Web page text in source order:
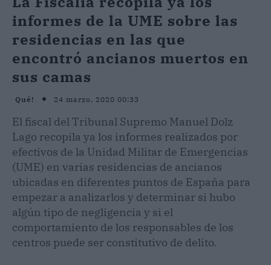
informes de la UME sobre las
residencias en las que
encontró ancianos muertos en
sus camas
Qué! 24 marzo, 2020 00:33
El fiscal del Tribunal Supremo Manuel Dolz
Lago recopila ya los informes realizados por
efectivos de la Unidad Militar de Emergencias
(UME) en varias residencias de ancianos
ubicadas en diferentes puntos de España para
empezar a analizarlos y determinar si hubo
algún tipo de negligencia y si el
comportamiento de los responsables de los
centros puede ser constitutivo de delito.